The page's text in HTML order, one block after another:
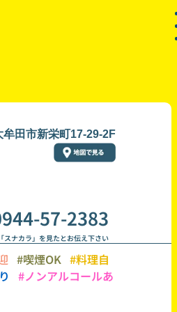
牟田市新栄町17-29-2F
57-2383
スナカラ」を見たとお伝え下さい
#喫煙OK #料理自
#ノンアルコールあ